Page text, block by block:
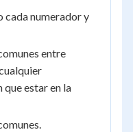
numerador y
entre
estar en la